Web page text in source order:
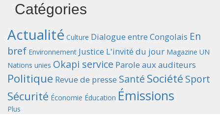
Catégories
Actualité Culture Dialogue entre Congolais En
bref Environnement Justice L'invité du jour Magazine UN
Nations unies Okapi service Parole aux auditeurs
Politique Revue de presse Santé Société Sport
Sécurité Économie Éducation Émissions
Plus